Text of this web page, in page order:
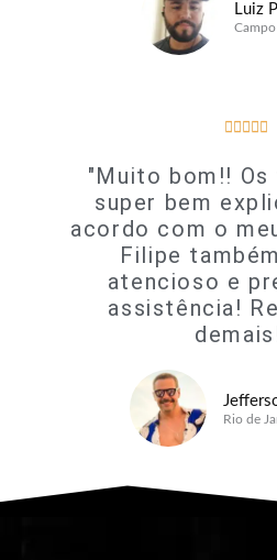
Luiz
    
"Muito bom!!
super bem
acordo com o
Filipe
atencioso e
assistência!
Rio de